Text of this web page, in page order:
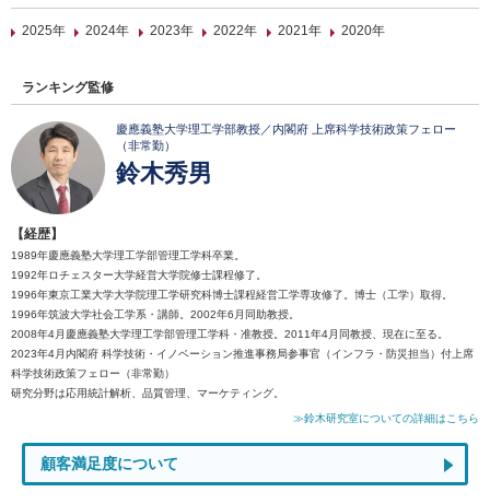
2025年 2024年 2023年 2022年 2021年 2020年
ランキング監修
慶應義塾大学理工学部教授／内閣府 上席科学技術政策フェロー
（非常勤）
鈴木秀男
【経歴】
1989年慶應義塾大学理工学部管理工学科卒業。
1992年ロチェスター大学経営大学院修士課程修了。
1996年東京工業大学大学院理工学研究科博士課程経営工学専攻修了。博士（工学）取得。
1996年筑波大学社会工学系・講師。2002年6月同助教授。
2008年4月慶應義塾大学理工学部管理工学科・准教授。2011年4月同教授、現在に至る。
2023年4月内閣府 科学技術・イノベーション推進事務局参事官（インフラ・防災担当）付上席
科学技術政策フェロー（非常勤）
研究分野は応用統計解析、品質管理、マーケティング。
≫鈴木研究室についての詳細はこちら
顧客満足度について